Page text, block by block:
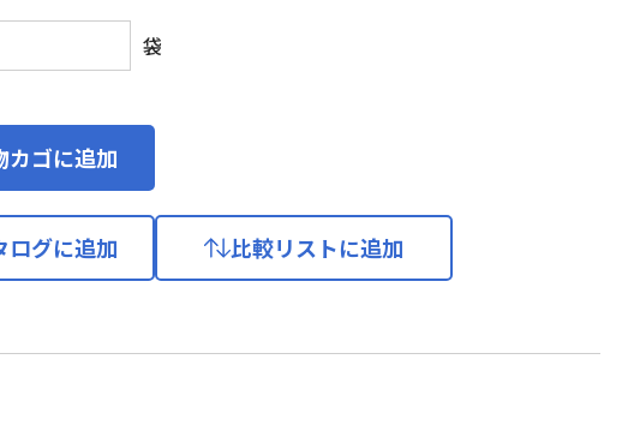
袋
カゴに追加
ログに追加 比較リストに追加